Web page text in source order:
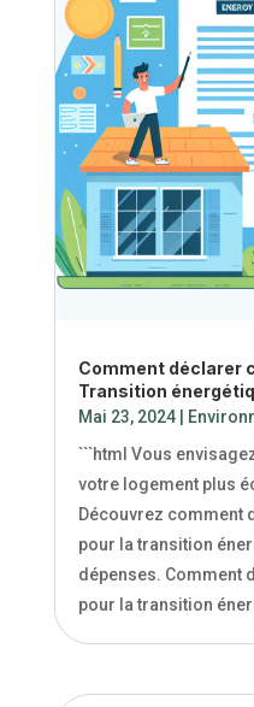
Transition
Mai 23, 2024|
```html Vous
votre logement plus